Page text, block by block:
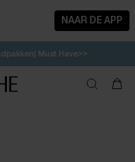
NAAR DE APP
50% korting>>
Must Have>>
15% korting>>
CODE: SW15